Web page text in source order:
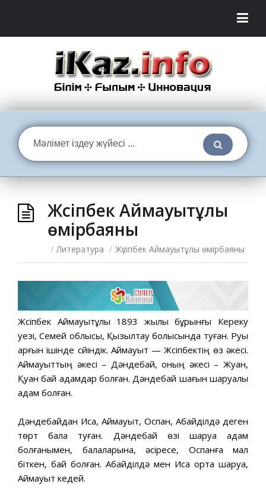
Жүсіпбек Аймауытұлы
өмірбаяны
/ Литература / Жүсіпбек Аймауытұлы өмірбаяны
Жүсіпбек Аймауытұлы 1893 жылы бұрынғы Кереку
уезі, Семей облысы, Қызылтау болысында туған. Руы
арғын ішінде сүйіндік. Аймауыт — Жүсіпбектің өз əкесі.
Аймауыттың əкесі – Дəндебай, оның əкесі – Жуан,
Қуан бай адамдар болған. Дəндебай шағын шаруалы
адам болған.
Дəндебайдан Иса, Аймауыт, Оспан, Абайділдə деген
төрт бала туған. Дəндебай өзі шаруа адам
болғанымен, балаларына, əсіресе, Оспанға мал
біткен, бай болған. Абайділдə мен Иса орта шаруа,
Аймауыт кедей.